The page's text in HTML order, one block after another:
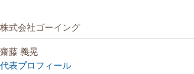
株式会社ゴーイング
齋藤 義晃
代表プロフィール